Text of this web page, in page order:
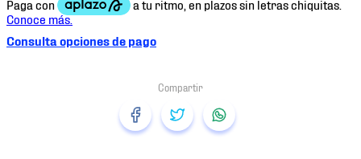
Consulta opciones de pago